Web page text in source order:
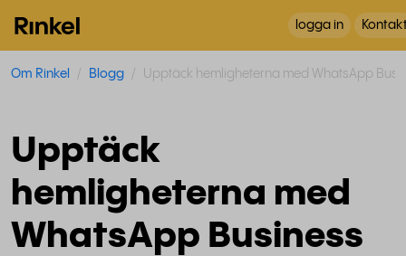
logga in
Om Rinkel Blogg Upptäck hemligheterna med WhatsApp
Upptäck
hemligheterna med
WhatsApp Business